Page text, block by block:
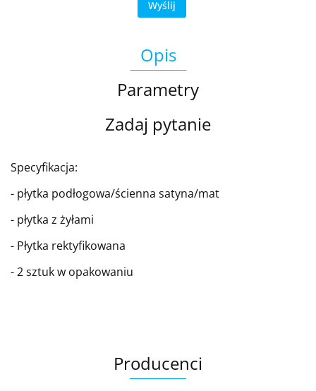
Wyślij
Opis
Parametry
Zadaj pytanie
Specyfikacja:
- płytka podłogowa/ścienna satyna/mat
- płytka z żyłami
- Płytka rektyfikowana
- 2 sztuk w opakowaniu
Producenci